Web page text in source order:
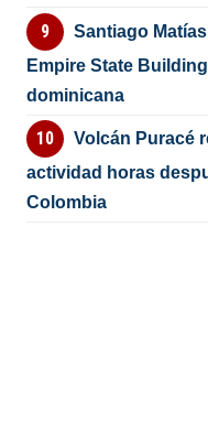
Santiago
Empire State
dominicana
Volcán Puracé
actividad horas
Colombia